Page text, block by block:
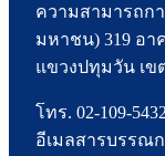
ความสามารถก
มหาชน) 319 อ
แขวงปทุมวัน เข
โทร. 02-109-
อีเมลสารบรรณ